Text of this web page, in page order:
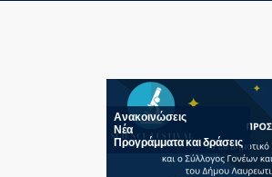
Ανακοινώσεις
Νέα
Προγράμματα και δράσεις